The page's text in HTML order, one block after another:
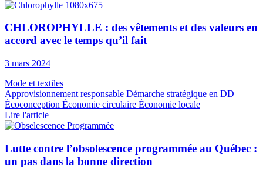
CHLOROPHYLLE : des vêtements et des valeurs en
accord avec le temps qu’il fait
3 mars 2024
Mode et textiles
Approvisionnement responsable Démarche stratégique en DD
Écoconception Économie circulaire Économie locale
Lire l'article
Lutte contre l’obsolescence programmée au Québec :
un pas dans la bonne direction